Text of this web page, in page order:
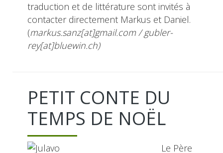
traduction et de littérature sont invités à
contacter directement Markus et Daniel.
(markus.sanz[at]gmail.com / gubler-
rey[at]bluewin.ch)
PETIT CONTE DU
TEMPS DE NOËL
Le Père